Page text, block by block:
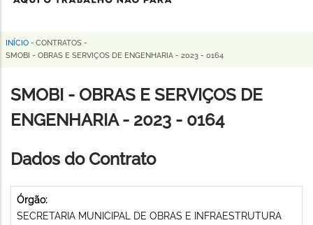
Horizonte
Trilha
navegação
INÍCIO - CONTRATOS -
SMOBI - OBRAS E SERVIÇOS DE ENGENHARIA - 2023 - 0164
SMOBI - OBRAS E SERVIÇOS DE
ENGENHARIA - 2023 - 0164
Dados do Contrato
Órgão:
SECRETARIA MUNICIPAL DE OBRAS E INFRAESTRUTURA